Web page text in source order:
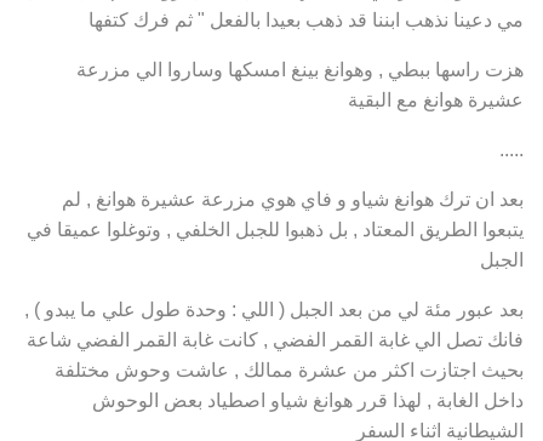
مي دعينا نذهب ابننا قد ذهب بعيدا بالفعل " ثم فرك كتفها
هزت راسها ببطي , وهوانغ بينغ امسكها وساروا الي مزرعة
عشيرة هوانغ مع البقية
بعد ان ترك هوانغ شياو و فاي هوي مزرعة عشيرة هوانغ , لم
يتبعوا الطريق المعتاد , بل ذهبوا للجبل الخلفي , وتوغلوا عميقا في
الجبل
بعد عبور مئة لي من بعد الجبل ( اللي : وحدة طول علي ما يبدو ) ,
فانك تصل الي غابة القمر الفضي , كانت غابة القمر الفضي شاعة
بحيث اجتازت اكثر من عشرة ممالك , عاشت وحوش مختلفة
داخل الغابة , لهذا قرر هوانغ شياو اصطياد بعض الوحوش
الشيطانية اثناء السفر